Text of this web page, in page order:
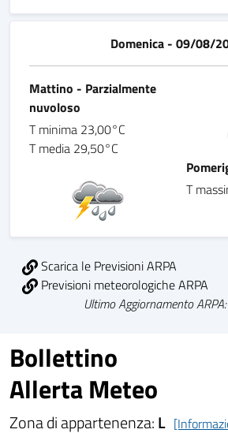
Domenica - 09/08/
Mattino - Parzialmente
nuvoloso
T minima 23,00°C
T media 29,50°C
T
Scarica le Previsioni ARPA
Previsioni meteorologiche ARPA
Ultimo Aggiornamento
Bollettino
Allerta Meteo
Zona di appartenenza:L